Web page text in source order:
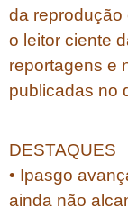
da reprodução
o leitor ciente
reportagens e
publicadas no
DESTAQUES
• Ipasgo
ainda não